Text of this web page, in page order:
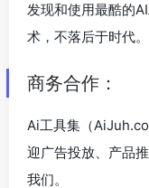
发现和使用最酷的
术，不落后于时代。
商务合作：
Ai工具集（
迎广告投放、产品
我们。